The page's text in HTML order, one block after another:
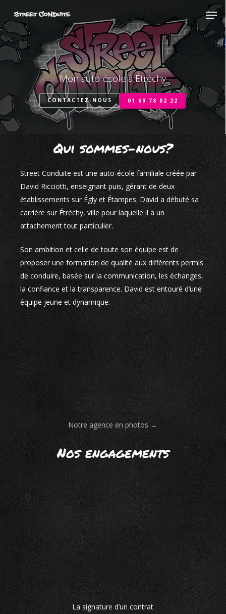
to
main
content
Mon auto-école à Étréchy
CONTACTEZ-NOUS 01 69 78 02 22
Qui sommes-nous?
Street Conduite est une auto-école familiale créée par
David Ricciotti, enseignant puis, gérant de deux
établissements sur Égly et Étampes. David a débuté sa
carrière sur Étréchy, ville pour laquelle il a un
attachement tout particulier.
Son ambition et celle de toute son équipe est de
proposer une formation de qualité aux différents permis
de conduire, basée sur la communication, les échanges,
la confiance et la transparence. David est entouré d’une
équipe jeune et dynamique.
Notre agence en photos →
Nos engagements
La signature d’un contrat
Close
Menu